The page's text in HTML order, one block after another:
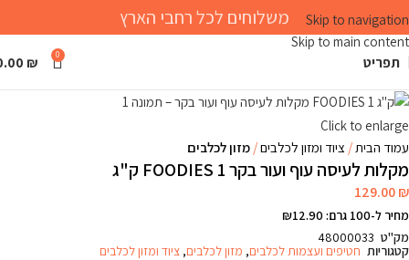
Skip to navigation
Skip to main content
משלוחים לכל רחבי הארץ
תפריט 0
₪
Click to enlarge
עמוד הבית
ציוד ומזון לכלבים מזון לכלבים
מקלות לעיסה עוף ועור בקר FOODIES 1 ק"ג
129.00₪
מחיר ל-100 גרם: ₪12.90
מק"ט 48000033
קטגוריות חטיפים ועצמות לכלבים, מזון לכלבים, ציוד ומזון לכלבים